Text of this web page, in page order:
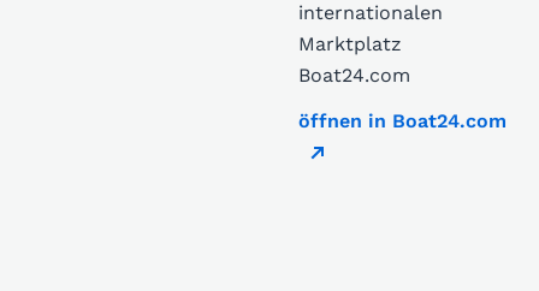
internationalen
Marktplatz
Boat24.com
öffnen in Boat24.com